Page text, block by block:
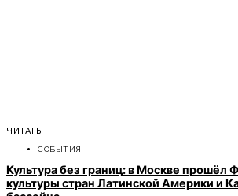
ЧИТАТЬ
СОБЫТИЯ
Культура без границ: в Москве прошёл
культуры стран Латинской Америки и